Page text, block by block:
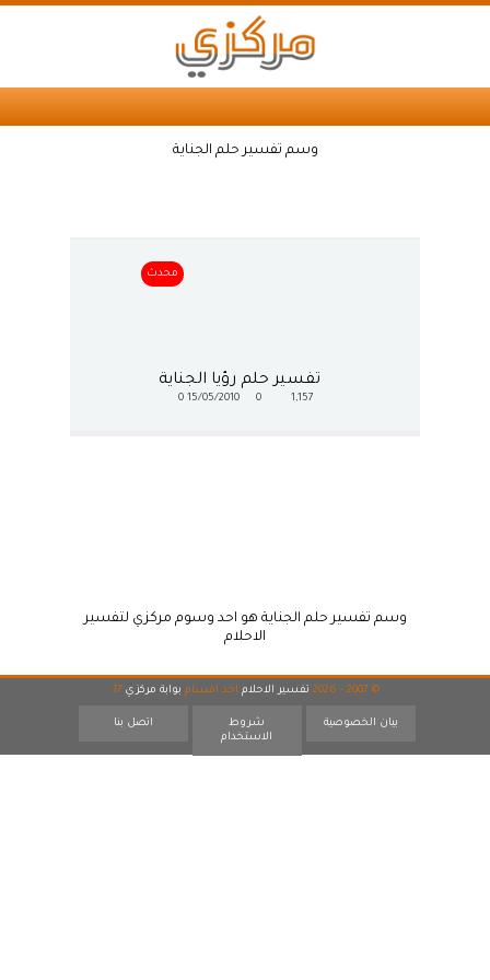
وسم تفسير حلم الجناية
محدث
تفسير حلم رؤيا الجناية
1,157
15/05/2010
0
وسم تفسير حلم الجناية هو احد وسوم مركزي لتفسير
الاحلام
© 2007 - 2026 تفسير الاحلام احد اقسام بوابة مركزي 17
بيان الخصوصية
شروط
الاستخدام
اتصل بنا